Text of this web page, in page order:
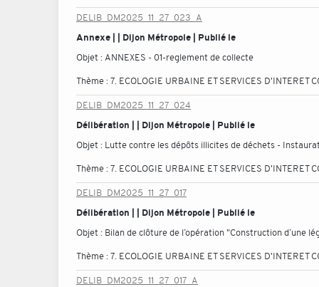
DELIB_DM2025_11_27_023_A
Annexe | | Dijon Métropole | Publié le
Objet : ANNEXES - 01-reglement de collecte
Thème :7. ECOLOGIE URBAINE ET SERVICES D'INTERET
DELIB_DM2025_11_27_024
Délibération | | Dijon Métropole | Publié le
Objet : Lutte contre les dépôts illicites de déchets -
Thème :7. ECOLOGIE URBAINE ET SERVICES D'INTERET
DELIB_DM2025_11_27_017
Délibération | | Dijon Métropole | Publié le
Objet : Bilan de clôture de l’opération "Construction d’une
Thème :7. ECOLOGIE URBAINE ET SERVICES D'INTERET
DELIB_DM2025_11_27_017_A